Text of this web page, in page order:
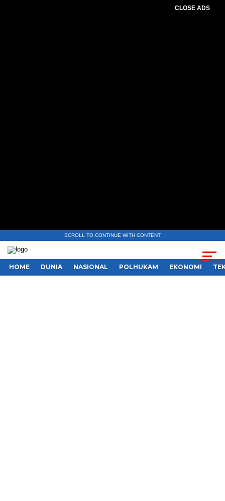
CLOSE ADS
SCROLL TO CONTINUE WITH CONTENT
HOME DUNIA NASIONAL POLHUKAM EKONOMI